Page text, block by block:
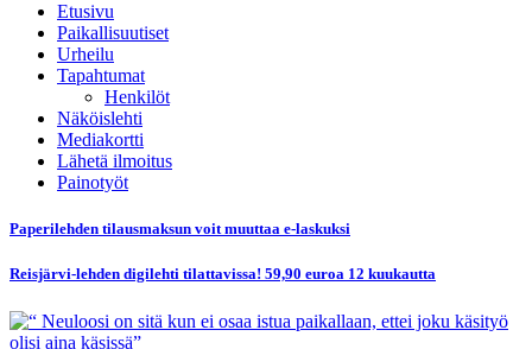
Etusivu
Paikallisuutiset
Urheilu
Tapahtumat
Henkilöt
Näköislehti
Mediakortti
Lähetä ilmoitus
Painotyöt
Paperilehden tilausmaksun voit muuttaa e-laskuksi
Reisjärvi-lehden digilehti tilattavissa! 59,90 euroa 12 kuukautta